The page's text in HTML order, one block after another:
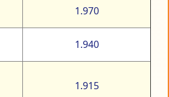
1.970
1.940
1.915